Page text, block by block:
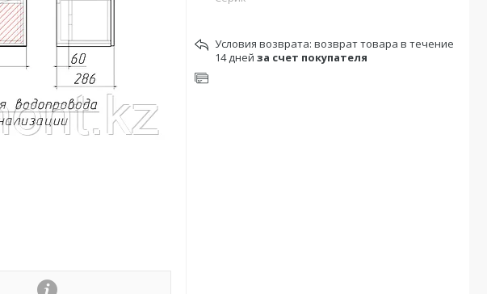
возврат товара в течение
14 дней за счет покупателя